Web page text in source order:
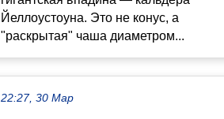
Йеллоустоуна. Это не конус, а
"раскрытая" чаша диаметром...
22:27, 30 Мар